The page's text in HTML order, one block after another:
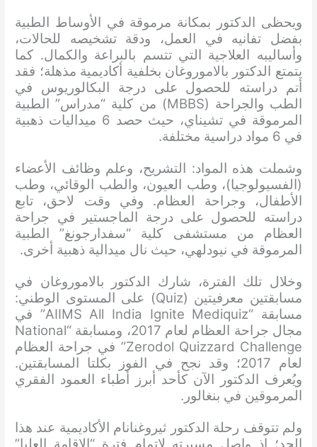
ويحظى الدكتور بمكانة مرموقة في الأوساط الطبية
بفضل تفانيه في العمل، ودقة تشخيصه للحالات،
وأساليبه العلاجية التي تتسم بالبراعة والكمال. كما
يتمتع الدكتور بالاموروغان بخلفية أكاديمية مذهلة؛ فقد
أتم دراسته للحصول على درجة البكالوريوس في
الطب والجراحة (MBBS) من كلية “مدراس” الطبية
المرموقة في تشيناي، حيث حصد 6 ميداليات ذهبية
في 6 مواد دراسية مختلفة.
وشملت هذه المواد: التشريح، وعلم وظائف الأعضاء
(الفسيولوجيا)، وطب العيون، والطب الوقائي، وطب
الأطفال، وجراحة العظام. وفي وقت لاحق، تابع
دراسته للحصول على درجة الماجستير في جراحة
العظام من مستشفى كلية “سفدارجونغ” الطبية
المرموقة في نيودلهي، حيث نال ميدالية ذهبية أخرى.
وخلال تلك الفترة، شارك الدكتور بالاموروغان في
مسابقتين معرفيتين (Quiz) على المستوى الوطني:
مسابقة “AIIMS All India Ignite Mediquiz” في
مجال جراحة العظام لعام 2017، ومسابقة “National
Zerodol Quizzard Challenge” في جراحة العظام
لعام 2017؛ وقد نجح في الفوز بكلتا المسابقتين.
ويُعرف الدكتور الآن كأحد أبرز أطباء العمود الفقري
المرموقين في بنغالور.
ولم تتوقف رحلة الدكتور ثيروغنانام الأكاديمية عند هذا
الحد؛ إذ واصل مسيرته لإتمام فترة “الإقامة العليا”